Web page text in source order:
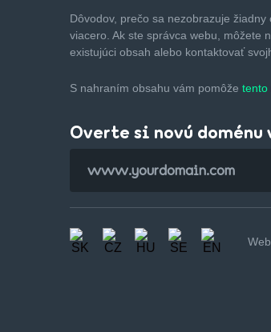
Dôvodov, prečo sa nezobrazuje
viacero. Ak ste správca webu, môžete
existujúci obsah alebo kontaktovať
S nahraním obsahu vám pomôže tento
Overte si novú